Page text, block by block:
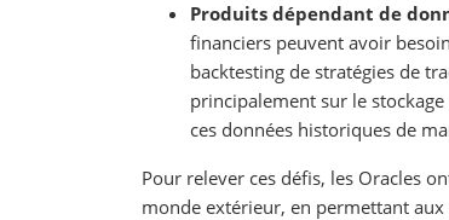
Produits dépendant de
financiers peuvent avoir
backtesting de stratégies de
principalement sur le
ces données historiques de
Pour relever ces défis, les Oracles
monde extérieur, en permettant aux